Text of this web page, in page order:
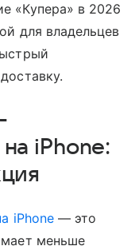
«Купера» в 2026
для владельцев
iPhone:
iPhone— это
меньше